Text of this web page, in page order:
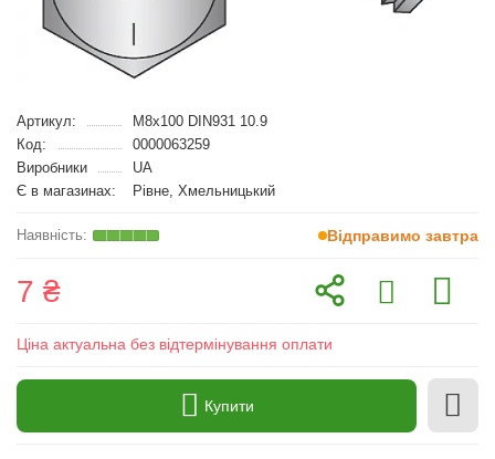
Артикул:
M8x100 DIN931 10.9
Код:
0000063259
Виробники
UA
Є в магазинах:
Рівне, Хмельницький
Відправимо завтра
7 ₴
Ціна актуальна без відтермінування оплати
Купити